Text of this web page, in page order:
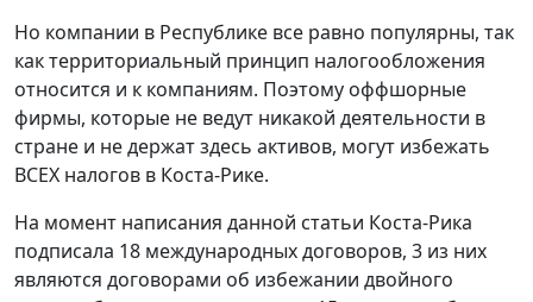
Но компании в Республике все равно популярны, так
как территориальный принцип налогообложения
относится и к компаниям. Поэтому оффшорные
фирмы, которые не ведут никакой деятельности в
стране и не держат здесь активов, могут избежать
ВСЕХ налогов в Коста-Рике.
На момент написания данной статьи Коста-Рика
подписала 18 международных договоров, 3 из них
являются договорами об избежании двойного